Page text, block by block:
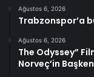
Ağustos 6, 2026
Trabzonspor’a
Ağustos 6, 2026
The Odyssey”
Norveç’in